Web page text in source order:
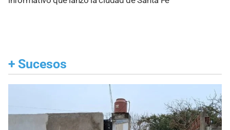
+ Sucesos